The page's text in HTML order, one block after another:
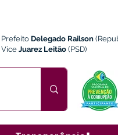
Prefeito Delegado Railson
Vice Juarez Leitão (PSD)